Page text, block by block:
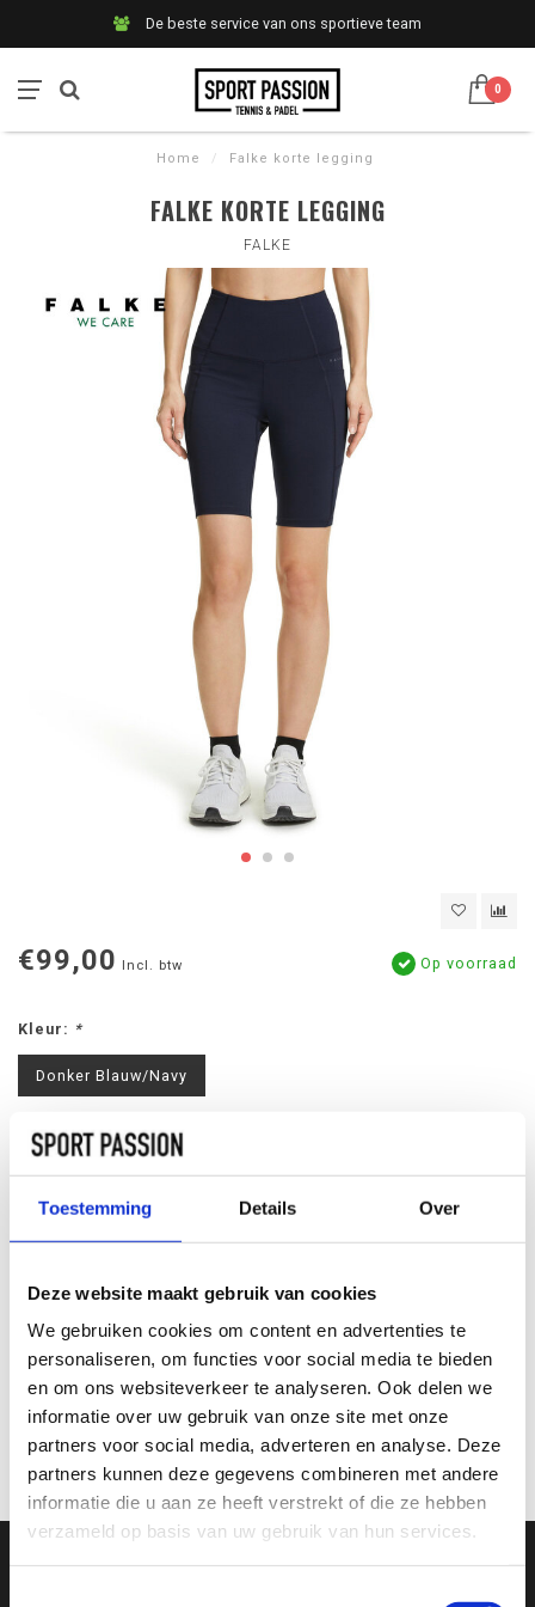
Toestemming Details Over
Deze website maakt gebruik van cookies
We gebruiken cookies om content en advertenties te
personaliseren, om functies voor social media te bieden
en om ons websiteverkeer te analyseren. Ook delen we
informatie over uw gebruik van onze site met onze
partners voor social media, adverteren en analyse. Deze
partners kunnen deze gegevens combineren met andere
informatie die u aan ze heeft verstrekt of die ze hebben
verzameld op basis van uw gebruik van hun services.
De beste service van ons sportieve team
0
Home / Falke korte legging
FALKE KORTE LEGGING
FALKE
€99,00 Incl. btw Op voorraad
Kleur: *
Donker Blauw/Navy
Maat: *
S L XL
TOEVOEGEN AAN
INFORMATIE
Geen informatie gevonden